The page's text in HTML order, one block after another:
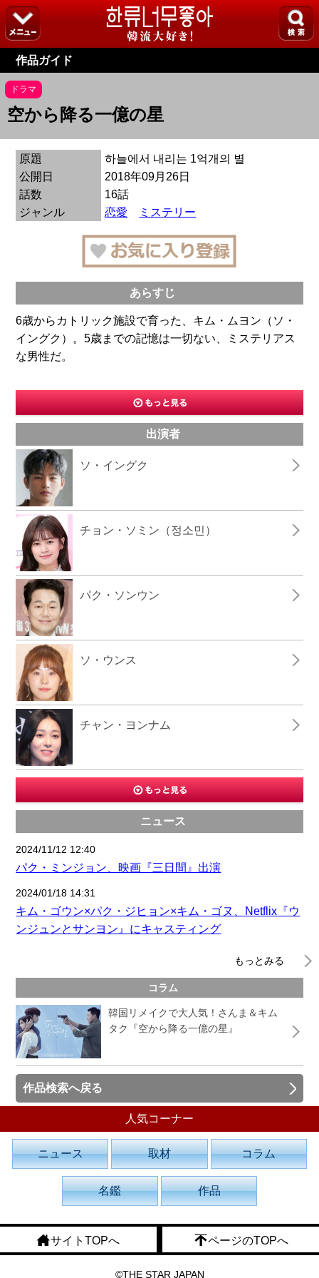
作品ガイド
ドラマ
空から降る一億の星
原題
하늘에서 내리는 1억개의 별
公開日
2018年09月26日
話数
16話
ジャンル
恋愛 ミステリー
あらすじ
6歳からカトリック施設で育った、キム・ムヨン（ソ・
イングク）。5歳までの記憶は一切ない、ミステリアス
な男性だ。
出演者
ソ・イングク
チョン・ソミン（정소민）
パク・ソンウン
ソ・ウンス
チャン・ヨンナム
ニュース
2024/11/12 12:40
パク・ミンジョン、映画『三日間』出演
2024/01/18 14:31
キム・ゴウン×パク・ジヒョン×キム・ゴヌ、Netflix『ウ
ンジュンとサンヨン』にキャスティング
もっとみる
コラム
韓国リメイクで大人気！さんま＆キム
タク『空から降る一億の星』
作品検索へ戻る
人気コーナー
ニュース 取材 コラム
名鑑 作品
サイトTOPへ ページのTOPへ
©THE STAR JAPAN